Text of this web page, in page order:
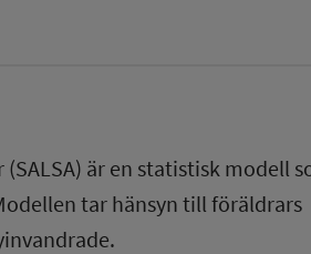
är en statistisk modell
tar hänsyn till föräldrars